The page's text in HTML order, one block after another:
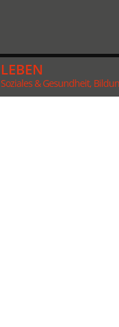
LEBEN
Soziales & Gesundheit,